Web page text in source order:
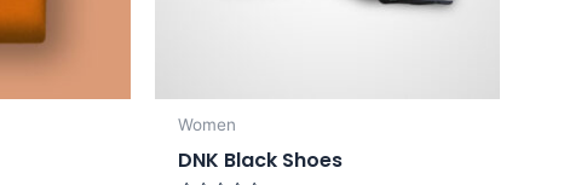
Women
DNK Black Shoes